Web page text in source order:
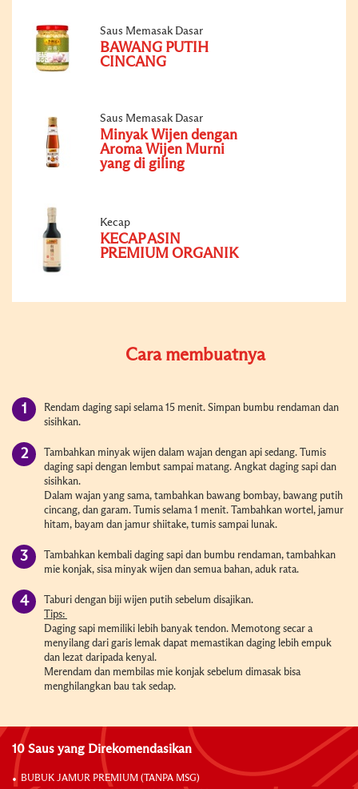
Saus Memasak Dasar
BAWANG PUTIH
CINCANG
Saus Memasak Dasar
Minyak Wijen dengan
Aroma Wijen Murni
yang di giling
Kecap
KECAP ASIN
PREMIUM ORGANIK
Cara membuatnya
Rendam daging sapi selama 15 menit. Simpan bumbu rendaman dan
sisihkan.
Tambahkan minyak wijen dalam wajan dengan api sedang. Tumis
daging sapi dengan lembut sampai matang. Angkat daging sapi dan
sisihkan.
Dalam wajan yang sama, tambahkan bawang bombay, bawang putih
cincang, dan garam. Tumis selama 1 menit. Tambahkan wortel, jamur
hitam, bayam dan jamur shiitake, tumis sampai lunak.
Tambahkan kembali daging sapi dan bumbu rendaman, tambahkan
mie konjak, sisa minyak wijen dan semua bahan, aduk rata.
Taburi dengan biji wijen putih sebelum disajikan.
Tips:
Daging sapi memiliki lebih banyak tendon. Memotong secar a
menyilang dari garis lemak dapat memastikan daging lebih empuk
dan lezat daripada kenyal.
Merendam dan membilas mie konjak sebelum dimasak bisa
menghilangkan bau tak sedap.
10 Saus yang Direkomendasikan
BUBUK JAMUR PREMIUM (TANPA MSG)